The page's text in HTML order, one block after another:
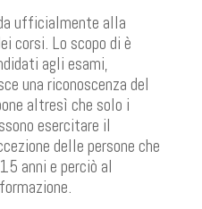
ufficialmente alla
corsi. Lo scopo di è
agli esami,
una riconoscenza del
altresì che solo i
esercitare il
delle persone che
anni e perciò al